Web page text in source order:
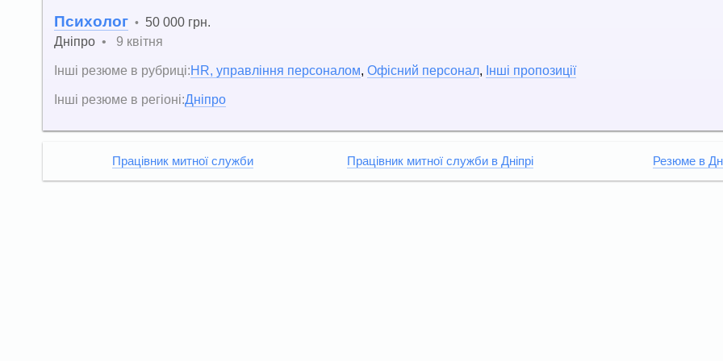
Психолог • 50 000 грн.
Дніпро •
9 квітня
Інші резюме в рубриці:HR, управління персоналом Офісний персонал Інші пропозиції
Інші резюме в регіоні:Дніпро
Працівник митної служби Працівник митної служби в Дніпрі Резюме в